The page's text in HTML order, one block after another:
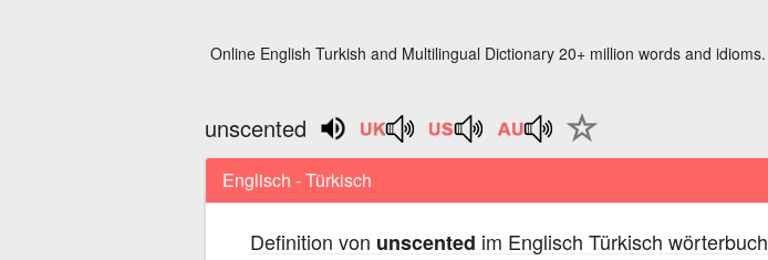
Online English Turkish and Multilingual Dictionary 20+ million words and idioms.
unscented
Englisch - Türkisch
Definition von unscented im Englisch Türkisch wörterbuch